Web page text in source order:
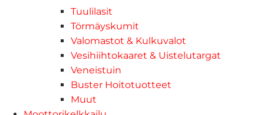
Tuulilasit
Törmäyskumit
Valomastot & Kulkuvalot
Vesihiihtokaaret & Uistelutargat
Veneistuin
Buster Hoitotuotteet
Muut